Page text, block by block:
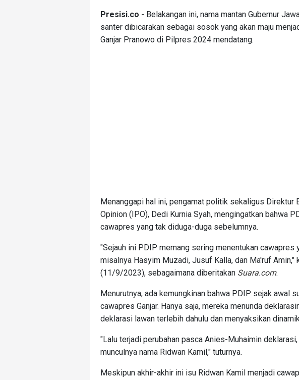
Presisi.co - Belakangan ini, nama mantan Gubernur
santer dibicarakan sebagai sosok yang akan maju
Ganjar Pranowo di Pilpres 2024 mendatang.
Menanggapi hal ini, pengamat politik sekaligus Direktur
Opinion (IPO), Dedi Kurnia Syah, mengingatkan bahwa
cawapres yang tak diduga-duga sebelumnya.
"Sejauh ini PDIP memang sering menentukan cawapres
misalnya Hasyim Muzadi, Jusuf Kalla, dan Ma'ruf Amin,"
(11/9/2023), sebagaimana diberitakan Suara.com.
Menurutnya, ada kemungkinan bahwa PDIP sejak awal
cawapres Ganjar. Hanya saja, mereka menunda
deklarasi lawan terlebih dahulu dan menyaksikan
"Lalu terjadi perubahan pasca Anies-Muhaimin
munculnya nama Ridwan Kamil," tuturnya.
Meskipun akhir-akhir ini isu Ridwan Kamil menjadi